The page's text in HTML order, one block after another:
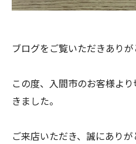
ブログをご覧いただきありが
この度、入間市のお客様よ
きました。
ご来店いただき、誠にありが